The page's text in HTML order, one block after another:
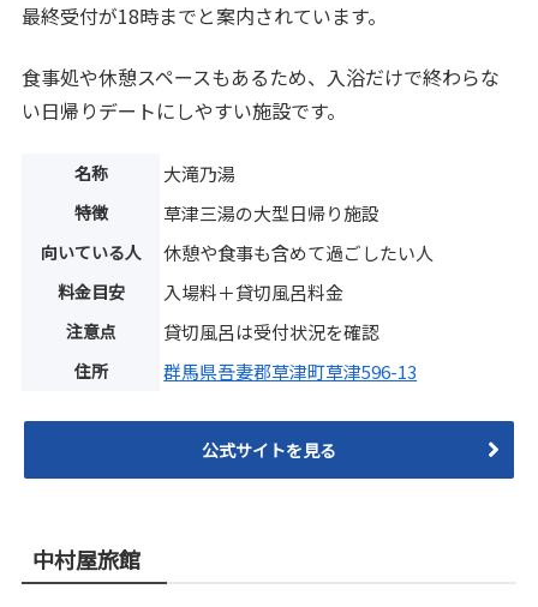
最終受付が18時までと案内されています。
食事処や休憩スペースもあるため、入浴だけで終わらな
い日帰りデートにしやすい施設です。
名称 大滝乃湯
特徴 草津三湯の大型日帰り施設
向いている人 休憩や食事も含めて過ごしたい人
料金目安 入場料＋貸切風呂料金
注意点 貸切風呂は受付状況を確認
住所 群馬県吾妻郡草津町草津596-13
公式サイトを見る
中村屋旅館